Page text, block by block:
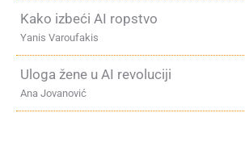
Kako izbeći AI ropstvo
Yanis Varoufakis
Uloga žene u AI revoluciji
Ana Jovanović